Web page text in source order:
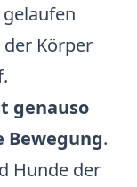
Körper
genauso
.
Hunde der